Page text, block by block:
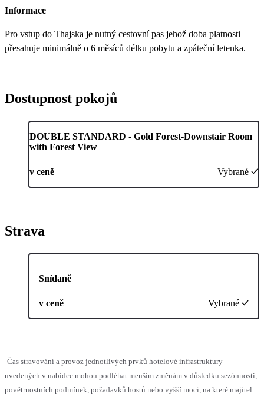
Informace
Pro vstup do Thajska je nutný cestovní pas jehož doba platnosti
přesahuje minimálně o 6 měsíců délku pobytu a zpáteční letenka.
Dostupnost pokojů
DOUBLE STANDARD - Gold Forest-Downstair Room
with Forest View
v ceně Vybrané
Strava
Snídaně
v ceně Vybrané
Čas stravování a provoz jednotlivých prvků hotelové infrastruktury
uvedených v nabídce mohou podléhat menším změnám v důsledku sezónnosti,
povětrnostních podmínek, požadavků hostů nebo vyšší moci, na které majitel